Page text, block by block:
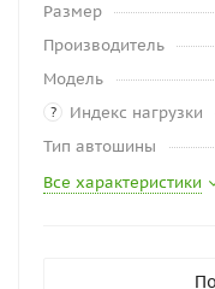
Размер
Производитель
Модель
? Индекс нагрузки
Тип автошины
Все характеристики